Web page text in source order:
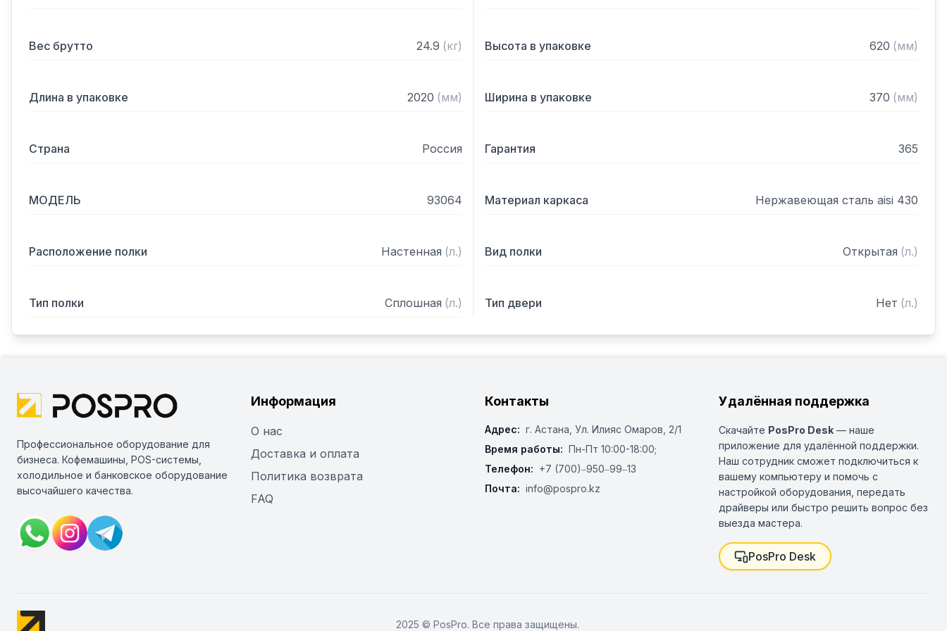
Вес брутто 24.9 (кг) Высота в упаковке 620 (мм)
Длина в упаковке 2020 (мм) Ширина в упаковке 370 (мм)
Страна Россия Гарантия 365
МОДЕЛЬ 93064 Материал каркаса Нержавеющая сталь aisi 430
Расположение полки Настенная (л.) Вид полки Открытая (л.)
Тип полки Сплошная (л.) Тип двери Нет (л.)
Профессиональное оборудование для
бизнеса. Кофемашины, POS-системы,
холодильное и банковское оборудование
высочайшего качества.
Информация
О нас
Доставка и оплата
Политика возврата
FAQ
Контакты
Адрес: г. Астана, ​Ул. Илияс Омаров, 2/1
Время работы: Пн-Пт 10:00-18:00;
Телефон: +7 (700)‒950‒99‒13
Почта: info@pospro.kz
Удалённая поддержка
Скачайте PosPro Desk — наше
приложение для удалённой поддержки.
Наш сотрудник сможет подключиться к
вашему компьютеру и помочь с
настройкой оборудования, передать
драйверы или быстро решить вопрос без
выезда мастера.
PosPro Desk
2025 © PosPro. Все права защищены.